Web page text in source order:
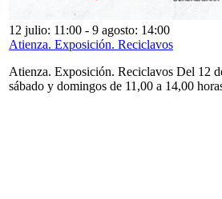
12 julio: 11:00 - 9 agosto: 14:00
Atienza. Exposición. Reciclavos
Atienza. Exposición. Reciclavos Del 12
sábado y domingos de 11,00 a 14,00